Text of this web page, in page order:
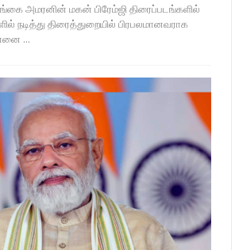
அமரனின் மகன் பிரேம்ஜி திரைப்படங்களில்
நடித்து திரைத்துறையில் பிரபலமானவராக
...